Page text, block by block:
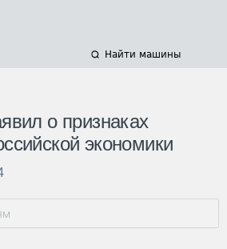
Найти машины
о признаках
экономики